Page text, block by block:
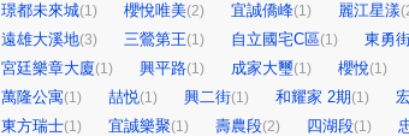
璟都未來城(1) 櫻悅唯美(2) 宜誠僑峰(1) 麗江星漾
遠雄大溪地(3) 三鶯第王(1) 自立國宅C區(1) 東勇
宮廷樂章大廈(1) 興平路(1) 成家大璽(1) 櫻悅(1)
萬隆公寓(1) 喆悦(1) 興二街(1) 和耀家 2期(1)
東方瑞士(1) 宜誠樂聚(1) 壽農段(2) 四湖段(1)